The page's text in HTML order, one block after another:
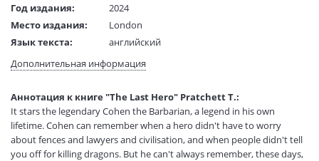
Год издания:
2024
Место издания:
London
Язык текста:
английский
Тип обложки:
Мягкая обложка
Вес:
420 гр.
Страниц:
238
Код товара:
50090049
Артикул:
16169204
Дополнительная информация
Аннотация к книге "The Last Hero" Pratchett T.:
It stars the legendary Cohen the Barbarian, a legend in his own
lifetime. Cohen can remember when a hero didn't have to worry
about fences and lawyers and civilisation, and when people didn't tell
you off for killing dragons. But he can't always remember, these days,